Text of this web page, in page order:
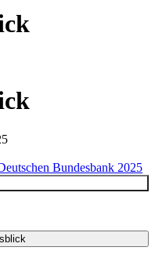
Bundesbank 2025